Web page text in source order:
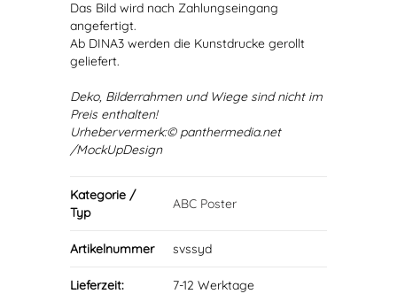
Das Bild wird nach Zahlungseingang
angefertigt.
Ab DINA3 werden die Kunstdrucke gerollt
geliefert.
Deko, Bilderrahmen und Wiege sind nicht im
Preis enthalten!
Urhebervermerk:© panthermedia.net
/MockUpDesign
Kategorie /
Typ
ABC Poster
Artikelnummer svssyd
Lieferzeit: 7-12 Werktage